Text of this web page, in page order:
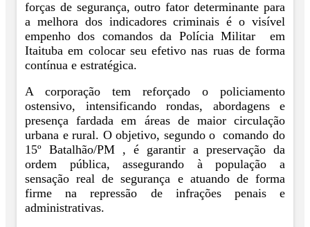
forças de segurança, outro fator determinante para
a melhora dos indicadores criminais é o visível
empenho dos comandos da Polícia Militar em
Itaituba em colocar seu efetivo nas ruas de forma
contínua e estratégica.
A corporação tem reforçado o policiamento
ostensivo, intensificando rondas, abordagens e
presença fardada em áreas de maior circulação
urbana e rural. O objetivo, segundo o comando do
15º Batalhão/PM , é garantir a preservação da
ordem pública, assegurando à população a
sensação real de segurança e atuando de forma
firme na repressão de infrações penais e
administrativas.